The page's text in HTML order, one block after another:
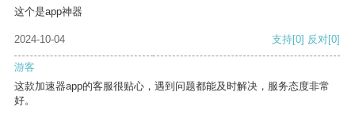
这个是app神器
2024-10-04 支持[0] 反对[0]
游客
这款加速器app的客服很贴心，遇到问题都能及时解决，服务态度非常
好。